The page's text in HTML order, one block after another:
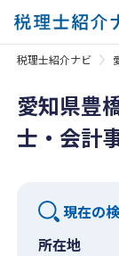
税理士紹介ナビ
愛知県豊
士・会計
現在の
所在地